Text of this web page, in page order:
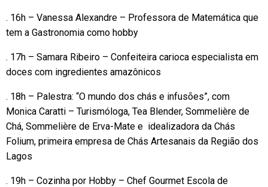
. 16h – Vanessa Alexandre – Professora de Matemática que
tem a Gastronomia como hobby
. 17h – Samara Ribeiro – Confeiteira carioca especialista em
doces com ingredientes amazônicos
. 18h – Palestra: “O mundo dos chás e infusões”, com
Monica Caratti – Turismóloga, Tea Blender, Sommelière de
Chá, Sommelière de Erva-Mate e idealizadora da Chás
Folium, primeira empresa de Chás Artesanais da Região dos
Lagos
. 19h – Cozinha por Hobby – Chef Gourmet Escola de